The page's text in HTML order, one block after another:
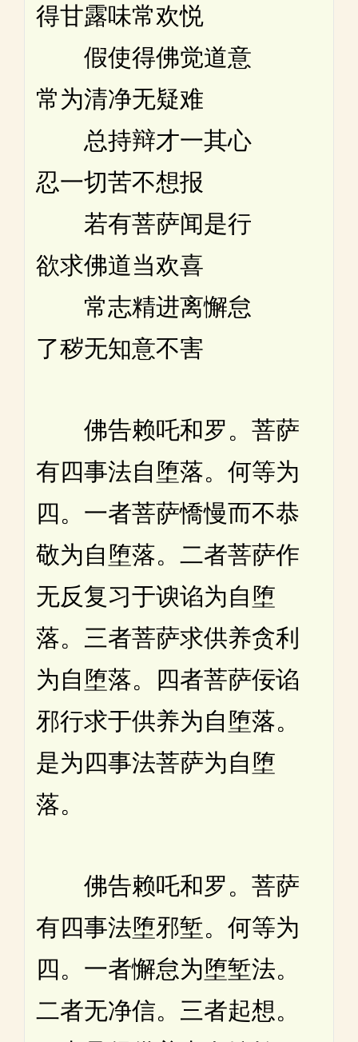
得甘露味常欢悦
假使得佛觉道意
常为清净无疑难
总持辩才一其心
忍一切苦不想报
若有菩萨闻是行
欲求佛道当欢喜
常志精进离懈怠
了秽无知意不害
佛告赖吒和罗。菩萨
有四事法自堕落。何等为
四。一者菩萨憍慢而不恭
敬为自堕落。二者菩萨作
无反复习于谀谄为自堕
落。三者菩萨求供养贪利
为自堕落。四者菩萨佞谄
邪行求于供养为自堕落。
是为四事法菩萨为自堕
落。
佛告赖吒和罗。菩萨
有四事法堕邪堑。何等为
四。一者懈怠为堕堑法。
二者无净信。三者起想。